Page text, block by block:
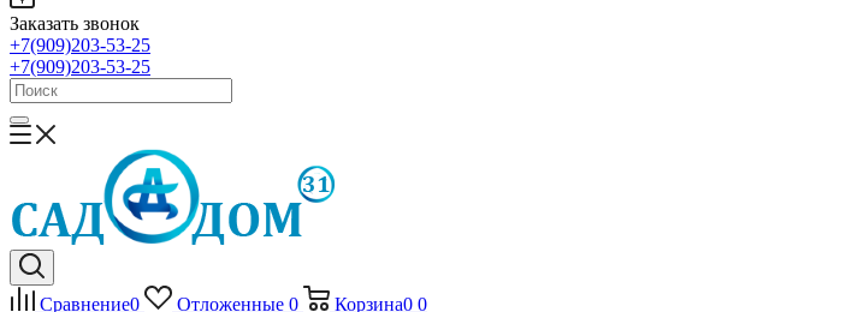
Заказать звонок
+7(909)203-53-25
+7(909)203-53-25
Сравнение0 Отложенные 0 Корзина0 0